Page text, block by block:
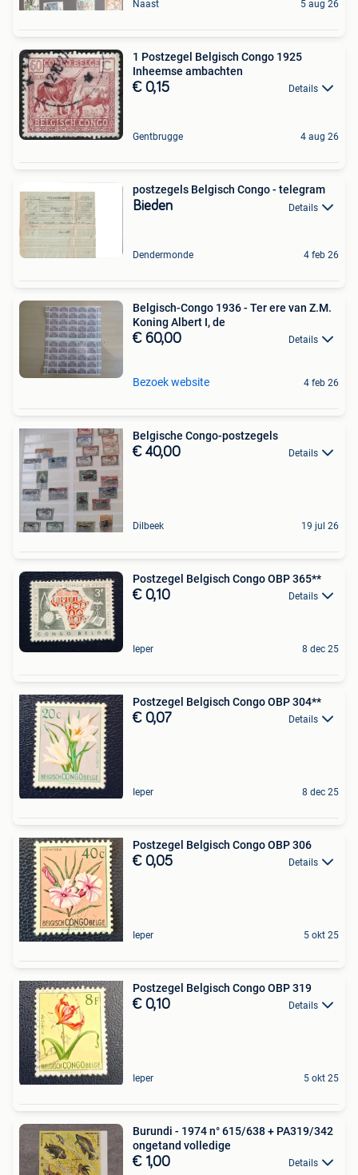
Naast 5 aug 26
1 Postzegel Belgisch Congo 1925
Inheemse ambachten
€ 0,15 Details
Gentbrugge 4 aug 26
postzegels Belgisch Congo - telegram
Bieden Details
Dendermonde 4 feb 26
Belgisch-Congo 1936 - Ter ere van Z.M.
Koning Albert I, de
€ 60,00 Details
Bezoek website 4 feb 26
Belgische Congo-postzegels
€ 40,00 Details
Dilbeek 19 jul 26
Postzegel Belgisch Congo OBP 365**
€ 0,10 Details
Ieper 8 dec 25
Postzegel Belgisch Congo OBP 304**
€ 0,07 Details
Ieper 8 dec 25
Postzegel Belgisch Congo OBP 306
€ 0,05 Details
Ieper 5 okt 25
Postzegel Belgisch Congo OBP 319
€ 0,10 Details
Ieper 5 okt 25
Burundi - 1974 n° 615/638 + PA319/342
ongetand volledige
€ 1,00 Details